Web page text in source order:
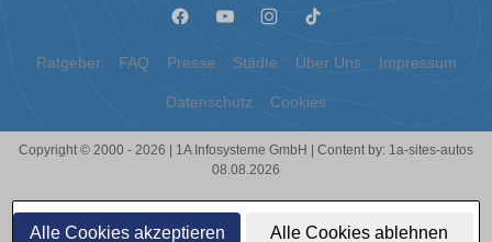
Alle Cookies akzeptieren Alle Cookies ablehnen
Ratgeber FAQ Presse Städte Über Uns Impressum
Datenschutz Cookies
Copyright © 2000 - 2026 | 1A Infosysteme GmbH | Content by: 1a-sites-autos
08.08.2026